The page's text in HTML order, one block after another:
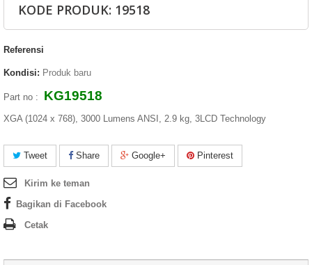
KODE PRODUK: 19518
Referensi
Kondisi: Produk baru
Part no : KG19518
XGA (1024 x 768), 3000 Lumens ANSI, 2.9 kg, 3LCD Technology
Tweet Share Google+ Pinterest
Kirim ke teman
Bagikan di Facebook
Cetak